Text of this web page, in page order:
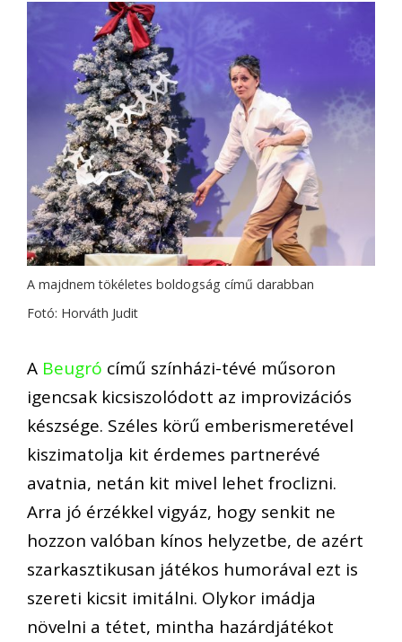
A majdnem tökéletes boldogság című darabban
Fotó: Horváth Judit
A Beugró című színházi-tévé műsoron
igencsak kicsiszolódott az improvizációs
készsége. Széles körű emberismeretével
kiszimatolja kit érdemes partnerévé
avatnia, netán kit mivel lehet froclizni.
Arra jó érzékkel vigyáz, hogy senkit ne
hozzon valóban kínos helyzetbe, de azért
szarkasztikusan játékos humorával ezt is
szereti kicsit imitálni. Olykor imádja
növelni a tétet, mintha hazárdjátékot